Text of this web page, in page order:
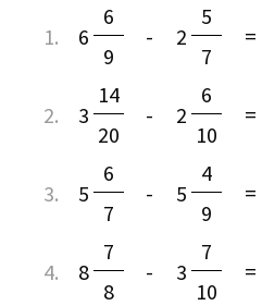
1. 6
6
- 2
5
=
9 7
2. 3
14
- 2
6
=
20 10
3. 5
6
- 5
4
=
7 9
4. 8
7
- 3
7
=
8 10